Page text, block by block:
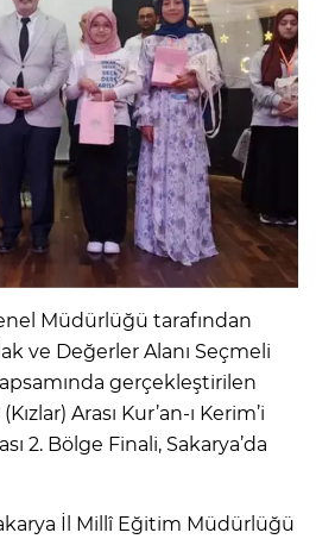
Müdürlüğü tarafından
ve Değerler Alanı Seçmeli
gerçekleştirilen
Arası Kur’an-ı Kerim’i
2. Bölge Finali, Sakarya’da
İl Millî Eğitim Müdürlüğü